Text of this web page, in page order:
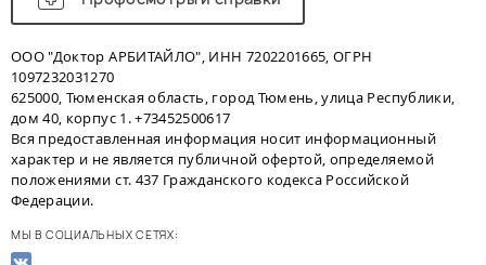
ООО "Доктор АРБИТАЙЛО", ИНН 7202201665, ОГРН
1097232031270
625000, Тюменская область, город Тюмень, улица Республики,
дом 40, корпус 1. +73452500617
Вся предоставленная информация носит информационный
характер и не является публичной офертой, определяемой
положениями ст. 437 Гражданского кодекса Российской
Федерации.
МЫ В СОЦИАЛЬНЫХ СЕТЯХ: